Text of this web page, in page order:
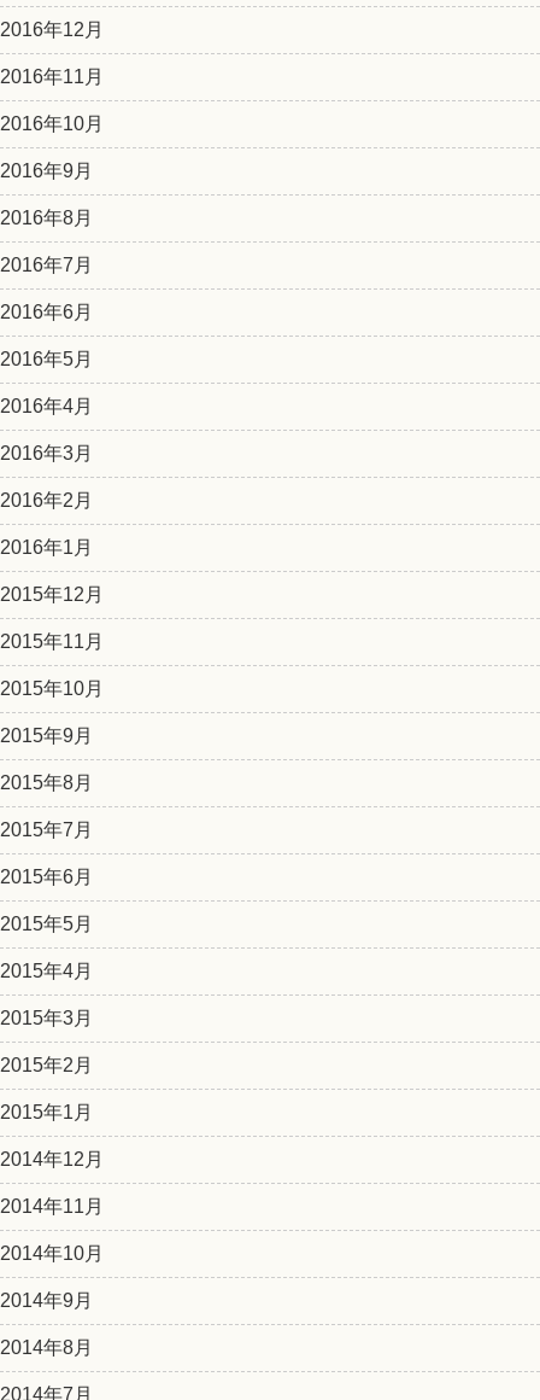
2016年12月
2016年11月
2016年10月
2016年9月
2016年8月
2016年7月
2016年6月
2016年5月
2016年4月
2016年3月
2016年2月
2016年1月
2015年12月
2015年11月
2015年10月
2015年9月
2015年8月
2015年7月
2015年6月
2015年5月
2015年4月
2015年3月
2015年2月
2015年1月
2014年12月
2014年11月
2014年10月
2014年9月
2014年8月
2014年7月